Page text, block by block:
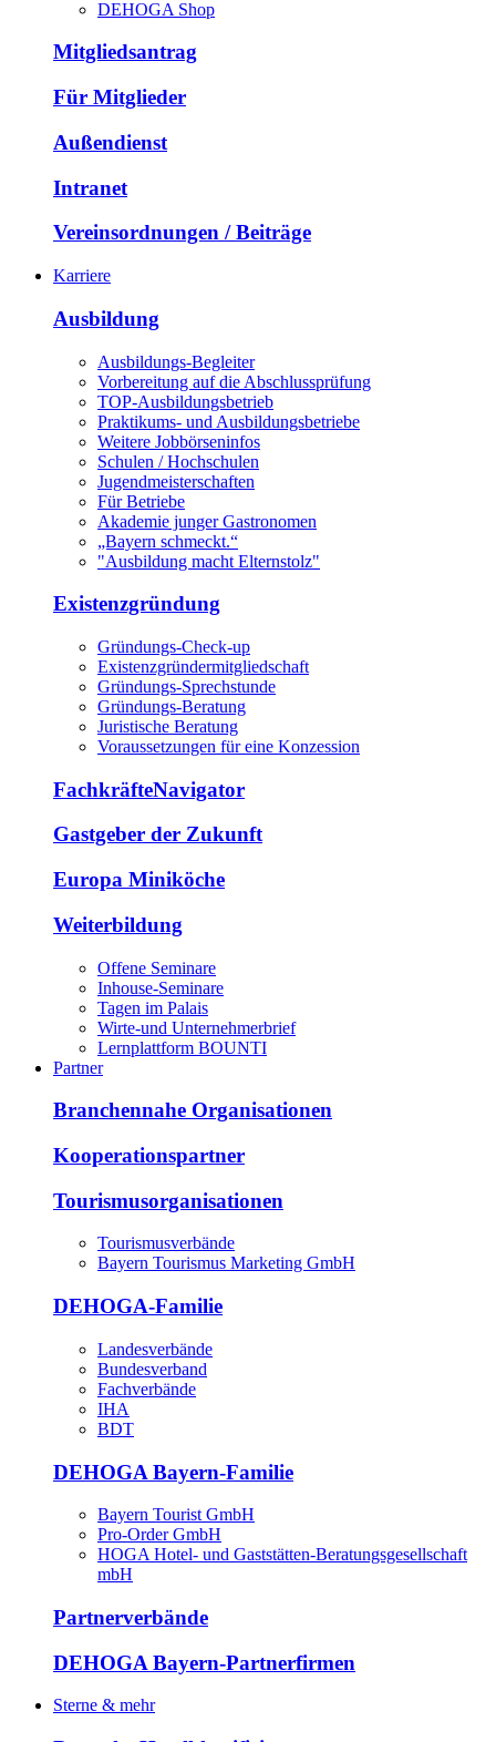
DEHOGA Shop
Mitgliedsantrag
Für Mitglieder
Außendienst
Intranet
Vereinsordnungen / Beiträge
Karriere
Ausbildung
Ausbildungs-Begleiter
Vorbereitung auf die Abschlussprüfung
TOP-Ausbildungsbetrieb
Praktikums- und Ausbildungsbetriebe
Weitere Jobbörseninfos
Schulen / Hochschulen
Jugendmeisterschaften
Für Betriebe
Akademie junger Gastronomen
„Bayern schmeckt.“
"Ausbildung macht Elternstolz"
Existenzgründung
Gründungs-Check-up
Existenzgründermitgliedschaft
Gründungs-Sprechstunde
Gründungs-Beratung
Juristische Beratung
Voraussetzungen für eine Konzession
FachkräfteNavigator
Gastgeber der Zukunft
Europa Miniköche
Weiterbildung
Offene Seminare
Inhouse-Seminare
Tagen im Palais
Wirte-und Unternehmerbrief
Lernplattform BOUNTI
Partner
Branchennahe Organisationen
Kooperationspartner
Tourismusorganisationen
Tourismusverbände
Bayern Tourismus Marketing GmbH
DEHOGA-Familie
Landesverbände
Bundesverband
Fachverbände
IHA
BDT
DEHOGA Bayern-Familie
Bayern Tourist GmbH
Pro-Order GmbH
HOGA Hotel- und Gaststätten-Beratungsgesellschaft
mbH
Partnerverbände
DEHOGA Bayern-Partnerfirmen
Sterne & mehr